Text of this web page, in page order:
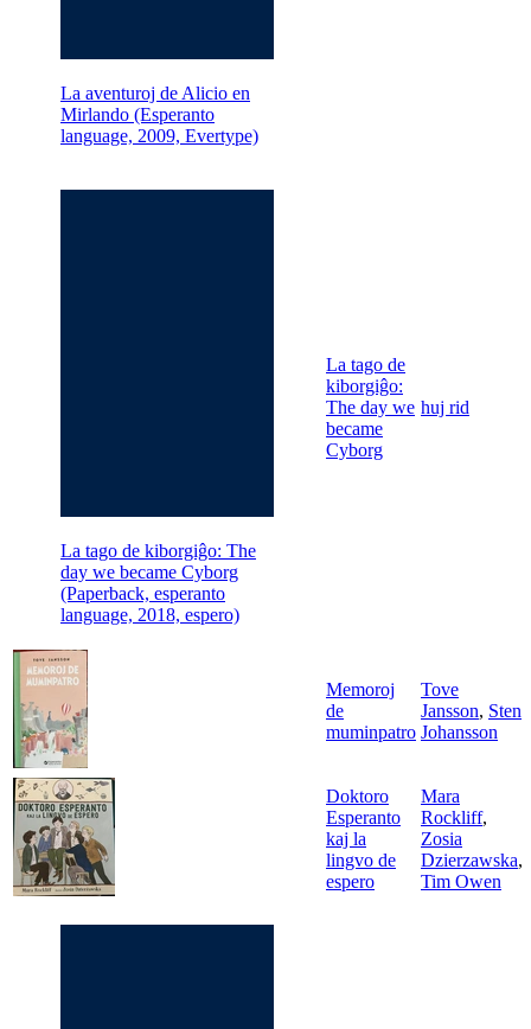
La aventuroj de Alicio en
Mirlando (Esperanto
language, 2009, Evertype)
La tago de kiborgiĝo: The
day we became Cyborg
(Paperback, esperanto
language, 2018, espero)
La tago de
kiborgiĝo:
The day we
became
Cyborg
huj rid
Memoroj
de
muminpatro
Tove
Jansson, Sten
Johansson
Doktoro
Esperanto
kaj la
lingvo de
espero
Mara
Rockliff,
Zosia
Dzierzawska,
Tim Owen